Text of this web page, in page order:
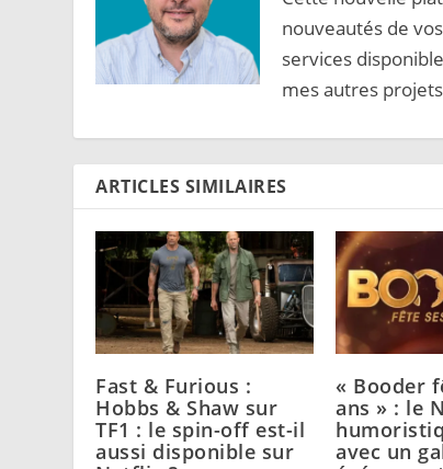
nouveautés de
services
mes autres
ARTICLES SIMILAIRES
Fast & Furious :
Hobbs & Shaw sur
TF1 : le spin-off est-il
aussi disponible sur
« Booder
ans » : le
avec un